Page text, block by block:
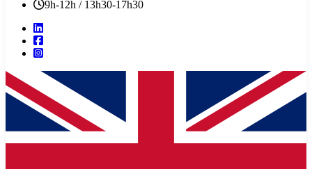
9h-12h / 13h30-17h30